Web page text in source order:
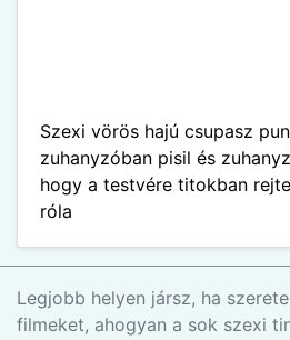
Szexi vörös hajú csupasz
zuhanyzóban pisil és
hogy a testvére titokban
róla
Legjobb helyen jársz, ha
filmeket, ahogyan a sok szexi